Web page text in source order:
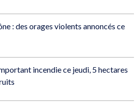
: des orages violents annoncés ce
incendie ce jeudi, 5 hectares